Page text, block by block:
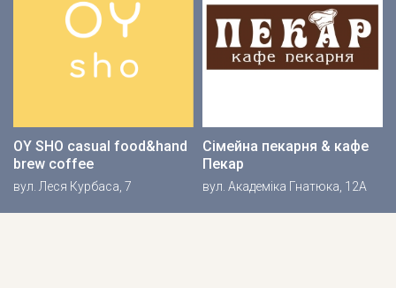
OY SHO casual food&hand
brew coffee
вул. Леся Курбаса, 7
Сімейна пекарня & кафе
Пекар
вул. Академіка Гнатюка, 12А